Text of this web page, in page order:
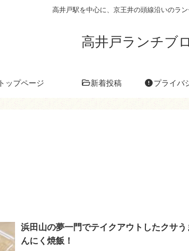
高井戸駅を中心に、京王井の頭線沿いのラ
高井戸ランチブ
トップページ 新着投稿 プライバシ
浜田山の夢一門でテイクアウトしたクサう
んにく焼飯！